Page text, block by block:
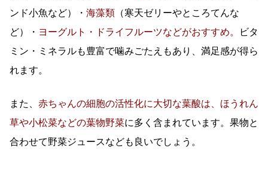
ンド小魚など）・ 海藻類 （寒天ゼリーやところてんな
ど）・ ヨーグルト・ドライフルーツなどがおすすめ。
ビタ
ミン・ ミネラルも豊富で噛みごたえもあり、満足感が得ら
れます。
また、 赤ちゃんの細胞の活性化に大切な葉酸は、 ほうれん
草や小松菜などの葉物野菜に多く含まれています。 果物と
合わせて野菜ジュースなども良いでしょう。